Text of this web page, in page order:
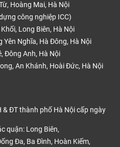
Hoàng Mai, Hà Nội
công nghiệp ICC)
Long Biên, Hà Nội
Nghĩa, Hà Đông, Hà Nội
Đông Anh, Hà Nội
An Khánh, Hoài Đức, Hà Nội
& ĐT thành phố Hà Nội cấp ngày
quận: Long Biên,
Đa, Ba Đình, Hoàn Kiếm,